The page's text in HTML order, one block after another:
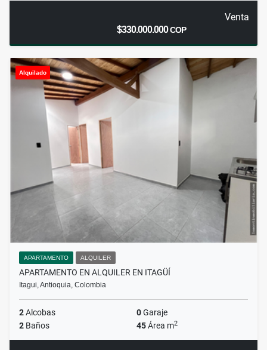
Venta
$330.000.000COP
Alquilado
APARTAMENTO ALQUILER
APARTAMENTO EN ALQUILER EN ITAGÜÍ
Itagui, Antioquia, Colombia
2Alcobas 0Garaje
2 Baños 45Área m2